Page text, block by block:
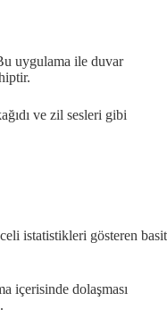
uygulama ile duvar
ve zil sesleri gibi
istatistikleri gösteren basit
içerisinde dolaşması